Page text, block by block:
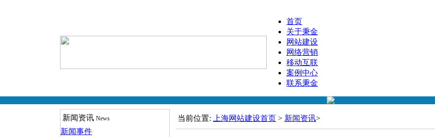
首页
关于秉金
网站建设
网络营销
移动互联
案例中心
联系秉金
新闻资讯 News
新闻事件
当前位置: 上海网站建设首页 > 新闻资讯>